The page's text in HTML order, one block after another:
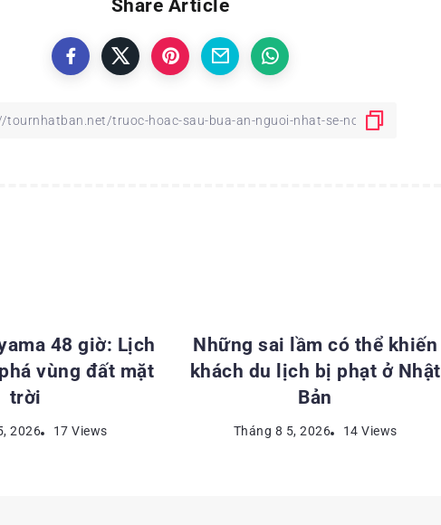
Share Article
48 giờ: Lịch
vùng đất mặt
trời
2026 17 Views
Những sai lầm có thể khiến
khách du lịch bị phạt ở Nhật
Bản
Tháng 8 5, 2026 14 Views